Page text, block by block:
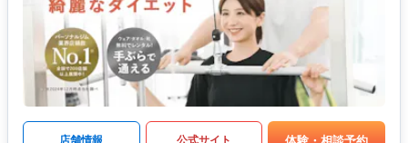
店舗情報 公式サイト